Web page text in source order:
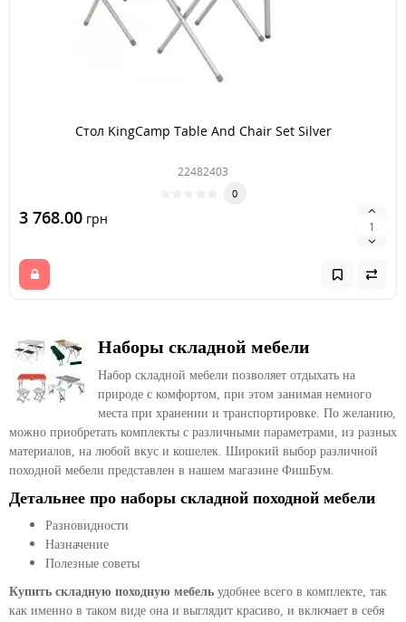
Стол KingCamp Table And Chair Set Silver
22482403
0
3 768.00 грн
Наборы складной мебели
Набор складной мебели позволяет отдыхать на
природе с комфортом, при этом занимая немного
места при хранении и транспортировке. По желанию,
можно приобретать комплекты с различными параметрами, из разных
материалов, на любой вкус и кошелек. Широкий выбор различной
походной мебели представлен в нашем магазине ФишБум.
Детальнее про наборы складной походной мебели
Разновидности
Назначение
Полезные советы
Купить складную походную мебель удобнее всего в комплекте, так
как именно в таком виде она и выглядит красиво, и включает в себя